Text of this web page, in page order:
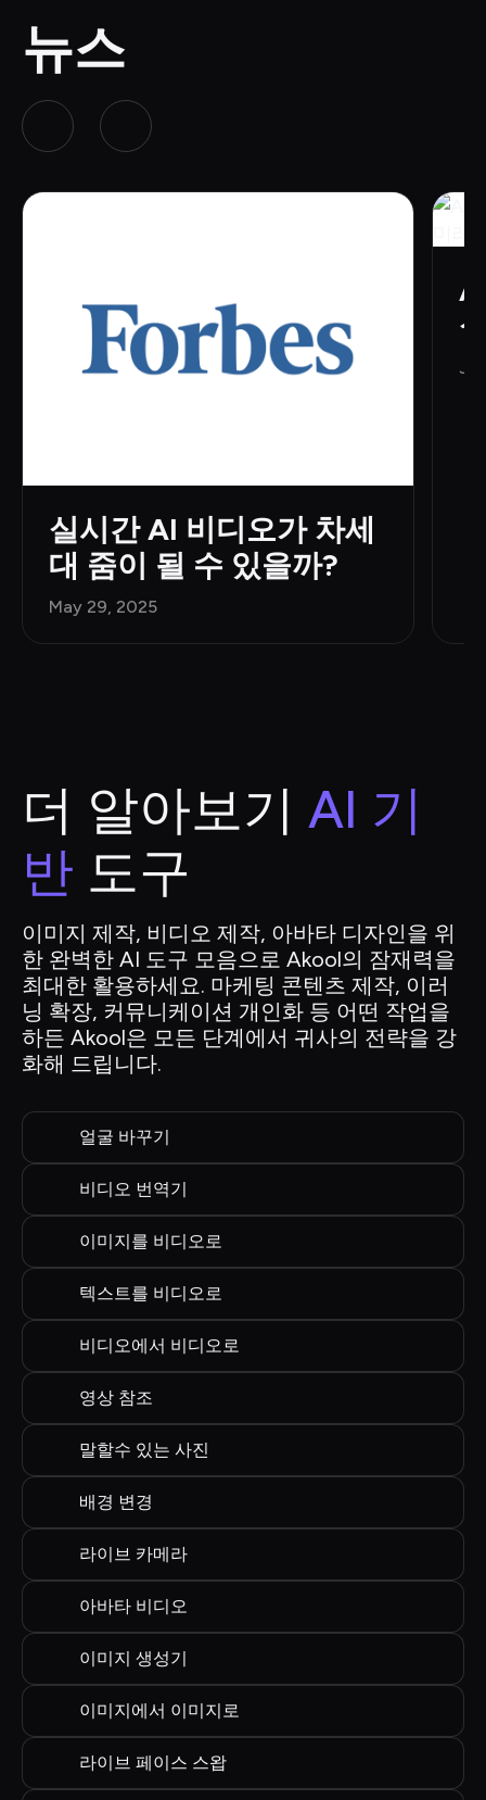
뉴스
실시간 AI 비디오가 차세
대 줌이 될 수 있을까?
May 29, 2025
더 알아보기 AI 기
반 도구
이미지 제작, 비디오 제작, 아바타 디자인을 위
한 완벽한 AI 도구 모음으로 Akool의 잠재력을
최대한 활용하세요. 마케팅 콘텐츠 제작, 이러
닝 확장, 커뮤니케이션 개인화 등 어떤 작업을
하든 Akool은 모든 단계에서 귀사의 전략을 강
화해 드립니다.
얼굴 바꾸기
비디오 번역기
이미지를 비디오로
텍스트를 비디오로
비디오에서 비디오로
영상 참조
말할수 있는 사진
배경 변경
라이브 카메라
아바타 비디오
이미지 생성기
이미지에서 이미지로
라이브 페이스 스왑